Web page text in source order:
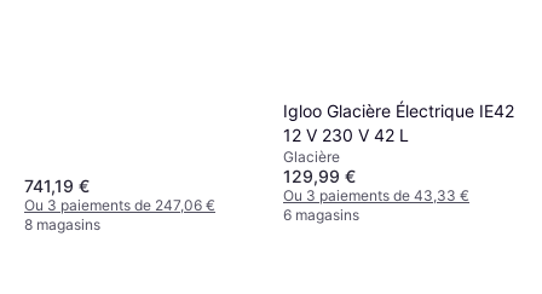
741,19 €
Ou 3 paiements de 247,06 €
8 magasins
Igloo Glacière Électrique IE42
12 V 230 V 42 L
Glacière
129,99 €
Ou 3 paiements de 43,33 €
6 magasins